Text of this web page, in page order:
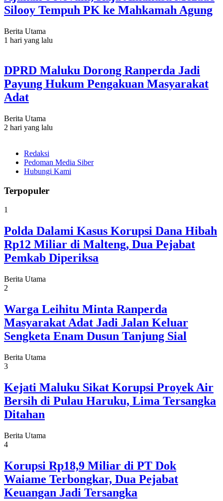
Silooy Tempuh PK ke Mahkamah Agung
Berita Utama
1 hari yang lalu
DPRD Maluku Dorong Ranperda Jadi
Payung Hukum Pengakuan Masyarakat
Adat
Berita Utama
2 hari yang lalu
Redaksi
Pedoman Media Siber
Hubungi Kami
Terpopuler
1
Polda Dalami Kasus Korupsi Dana Hibah
Rp12 Miliar di Malteng, Dua Pejabat
Pemkab Diperiksa
Berita Utama
2
Warga Leihitu Minta Ranperda
Masyarakat Adat Jadi Jalan Keluar
Sengketa Enam Dusun Tanjung Sial
Berita Utama
3
Kejati Maluku Sikat Korupsi Proyek Air
Bersih di Pulau Haruku, Lima Tersangka
Ditahan
Berita Utama
4
Korupsi Rp18,9 Miliar di PT Dok
Waiame Terbongkar, Dua Pejabat
Keuangan Jadi Tersangka